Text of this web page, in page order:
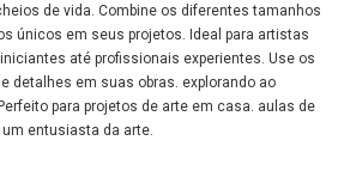
de vida. Combine os diferentes tamanhos
únicos em seus projetos. Ideal para artistas
até profissionais experientes. Use os
detalhes em suas obras. explorando ao
para projetos de arte em casa. aulas de
entusiasta da arte.